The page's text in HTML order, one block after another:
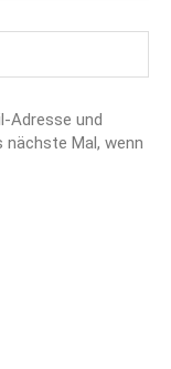
Adresse und
Mal, wenn